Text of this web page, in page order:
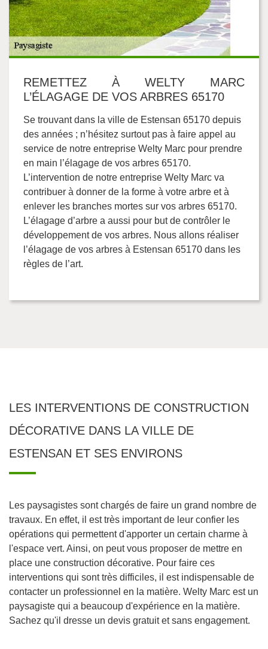
REMETTEZ À WELTY MARC
L’ÉLAGAGE DE VOS ARBRES 65170
Se trouvant dans la ville de Estensan 65170 depuis
des années ; n’hésitez surtout pas à faire appel au
service de notre entreprise Welty Marc pour prendre
en main l’élagage de vos arbres 65170.
L’intervention de notre entreprise Welty Marc va
contribuer à donner de la forme à votre arbre et à
enlever les branches mortes sur vos arbres 65170.
L’élagage d’arbre a aussi pour but de contrôler le
développement de vos arbres. Nous allons réaliser
l’élagage de vos arbres à Estensan 65170 dans les
règles de l’art.
LES INTERVENTIONS DE CONSTRUCTION
DÉCORATIVE DANS LA VILLE DE
ESTENSAN ET SES ENVIRONS
Les paysagistes sont chargés de faire un grand nombre de
travaux. En effet, il est très important de leur confier les
opérations qui permettent d'apporter un certain charme à
l'espace vert. Ainsi, on peut vous proposer de mettre en
place une construction décorative. Pour faire ces
interventions qui sont très difficiles, il est indispensable de
contacter un professionnel en la matière. Welty Marc est un
paysagiste qui a beaucoup d'expérience en la matière.
Sachez qu'il dresse un devis gratuit et sans engagement.